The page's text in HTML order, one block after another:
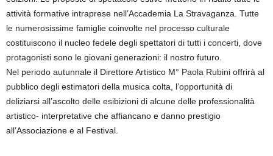
attività formative intraprese nell’Accademia La Stravaganza. Tutte
le numerosissime famiglie coinvolte nel processo culturale
costituiscono il nucleo fedele degli spettatori di tutti i concerti, dove
protagonisti sono le giovani generazioni: il nostro futuro.
Nel periodo autunnale il Direttore Artistico M° Paola Rubini offrirà al
pubblico degli estimatori della musica colta, l’opportunità di
deliziarsi all’ascolto delle esibizioni di alcune delle professionalità
artistico- interpretative che affiancano e danno prestigio
all’Associazione e al Festival.